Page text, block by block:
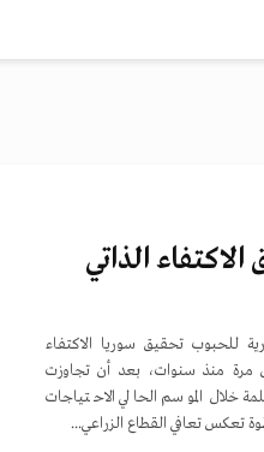
الذاتي
للحبوب تحقيق سوريا الاكتفاء
مرة منذ سنوات، بعد أن تجاوزت
خلال الموسم الحالي الاحتياجات
تعكس تعافي القطاع الزراعي...